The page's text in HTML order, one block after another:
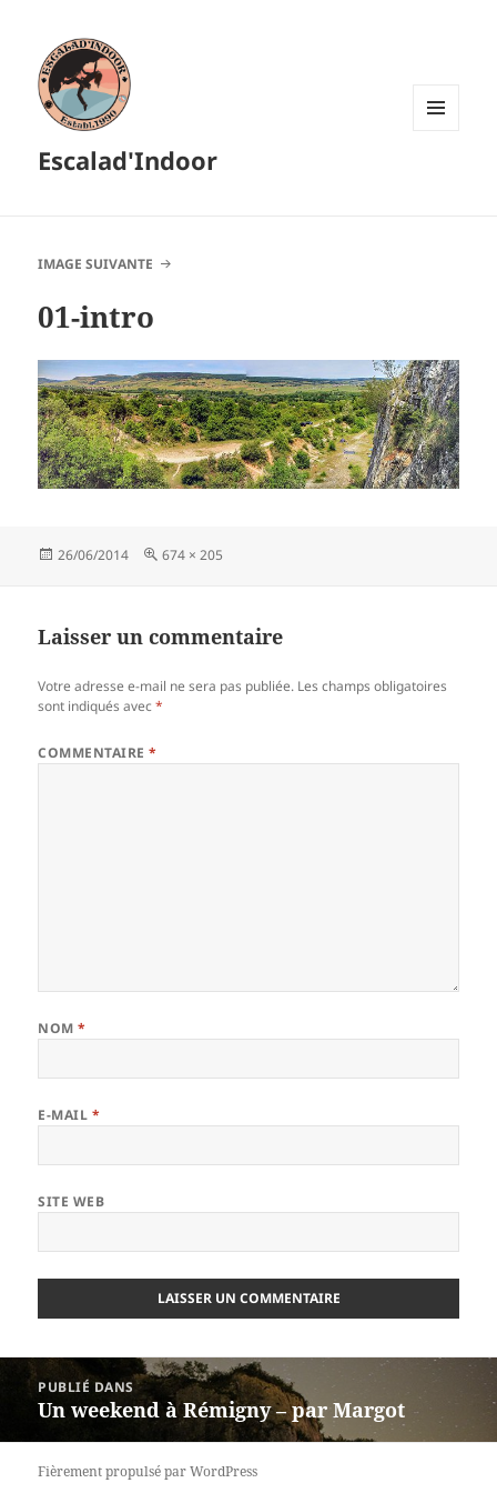
Escalad'Indoor
IMAGE SUIVANTE
01-intro
Publié
26/06/2014
Taille
674 × 205
Laisser un commentaire
Votre adresse e-mail ne sera pas publiée. Les champs obligatoires
sont indiqués avec*
COMMENTAIRE*
NOM*
E-MAIL *
SITE WEB
Navigation
l’article
PUBLIÉ DANS
Un weekend à Rémigny – par Margot
Fièrement propulsé par WordPress